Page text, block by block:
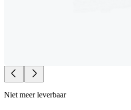
Niet meer leverbaar